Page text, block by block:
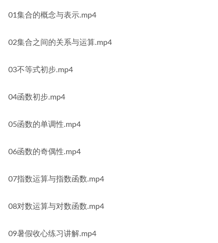
01集合的概念与表示.mp4
02集合之间的关系与运算.mp4
03不等式初步.mp4
04函数初步.mp4
05函数的单调性.mp4
06函数的奇偶性.mp4
07指数运算与指数函数.mp4
08对数运算与对数函数.mp4
09暑假收心练习讲解.mp4